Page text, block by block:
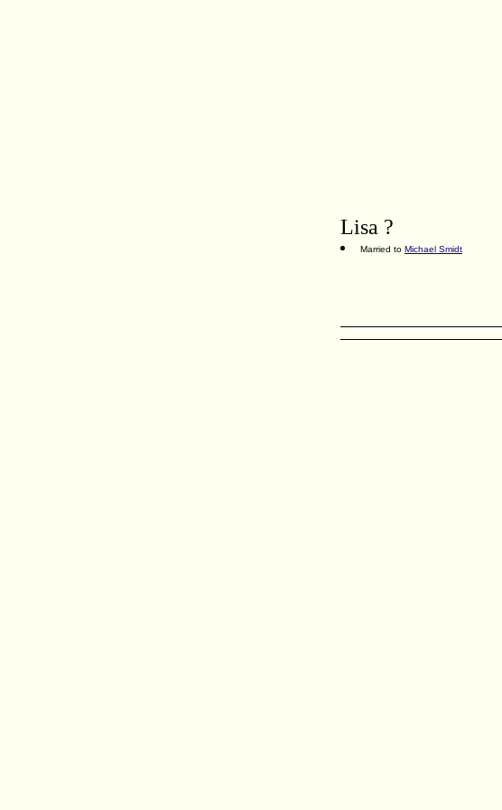
Lisa ?
Married to Michael Smidt